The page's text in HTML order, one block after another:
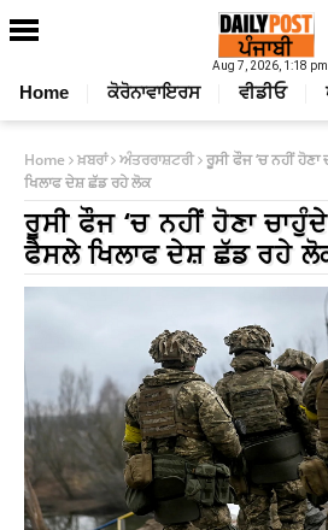
Aug 7, 2026, 1:18 pm
Home ਕੋਰੋਨਾਵਾਇਰਸ ਵੀਡੀਓ
Home ਖ਼ਬਰਾਂ ਅੰਤਰਰਾਸ਼ਟਰੀ ਰੂਸੀ ਫੌਜ ‘ਚ ਨਹੀਂ
ਖਿਲਾਫ ਦੇਸ਼ ਛੱਡ ਰਹੇ ਲੋਕ
ਰੂਸੀ ਫੌਜ ‘ਚ ਨਹੀਂ ਹੋਣਾ
ਫੈਸਲੇ ਖਿਲਾਫ ਦੇਸ਼ ਛੱਡ ਰਹੇ